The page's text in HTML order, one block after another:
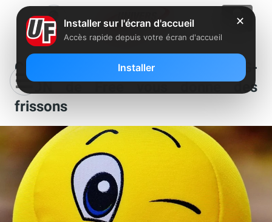
Clin d’oeil : la fibre optique 10G-
EPON de Free vous donne des
frissons
✕
Installer sur l'écran d'accueil
Accès rapide depuis votre écran d'accueil
Installer